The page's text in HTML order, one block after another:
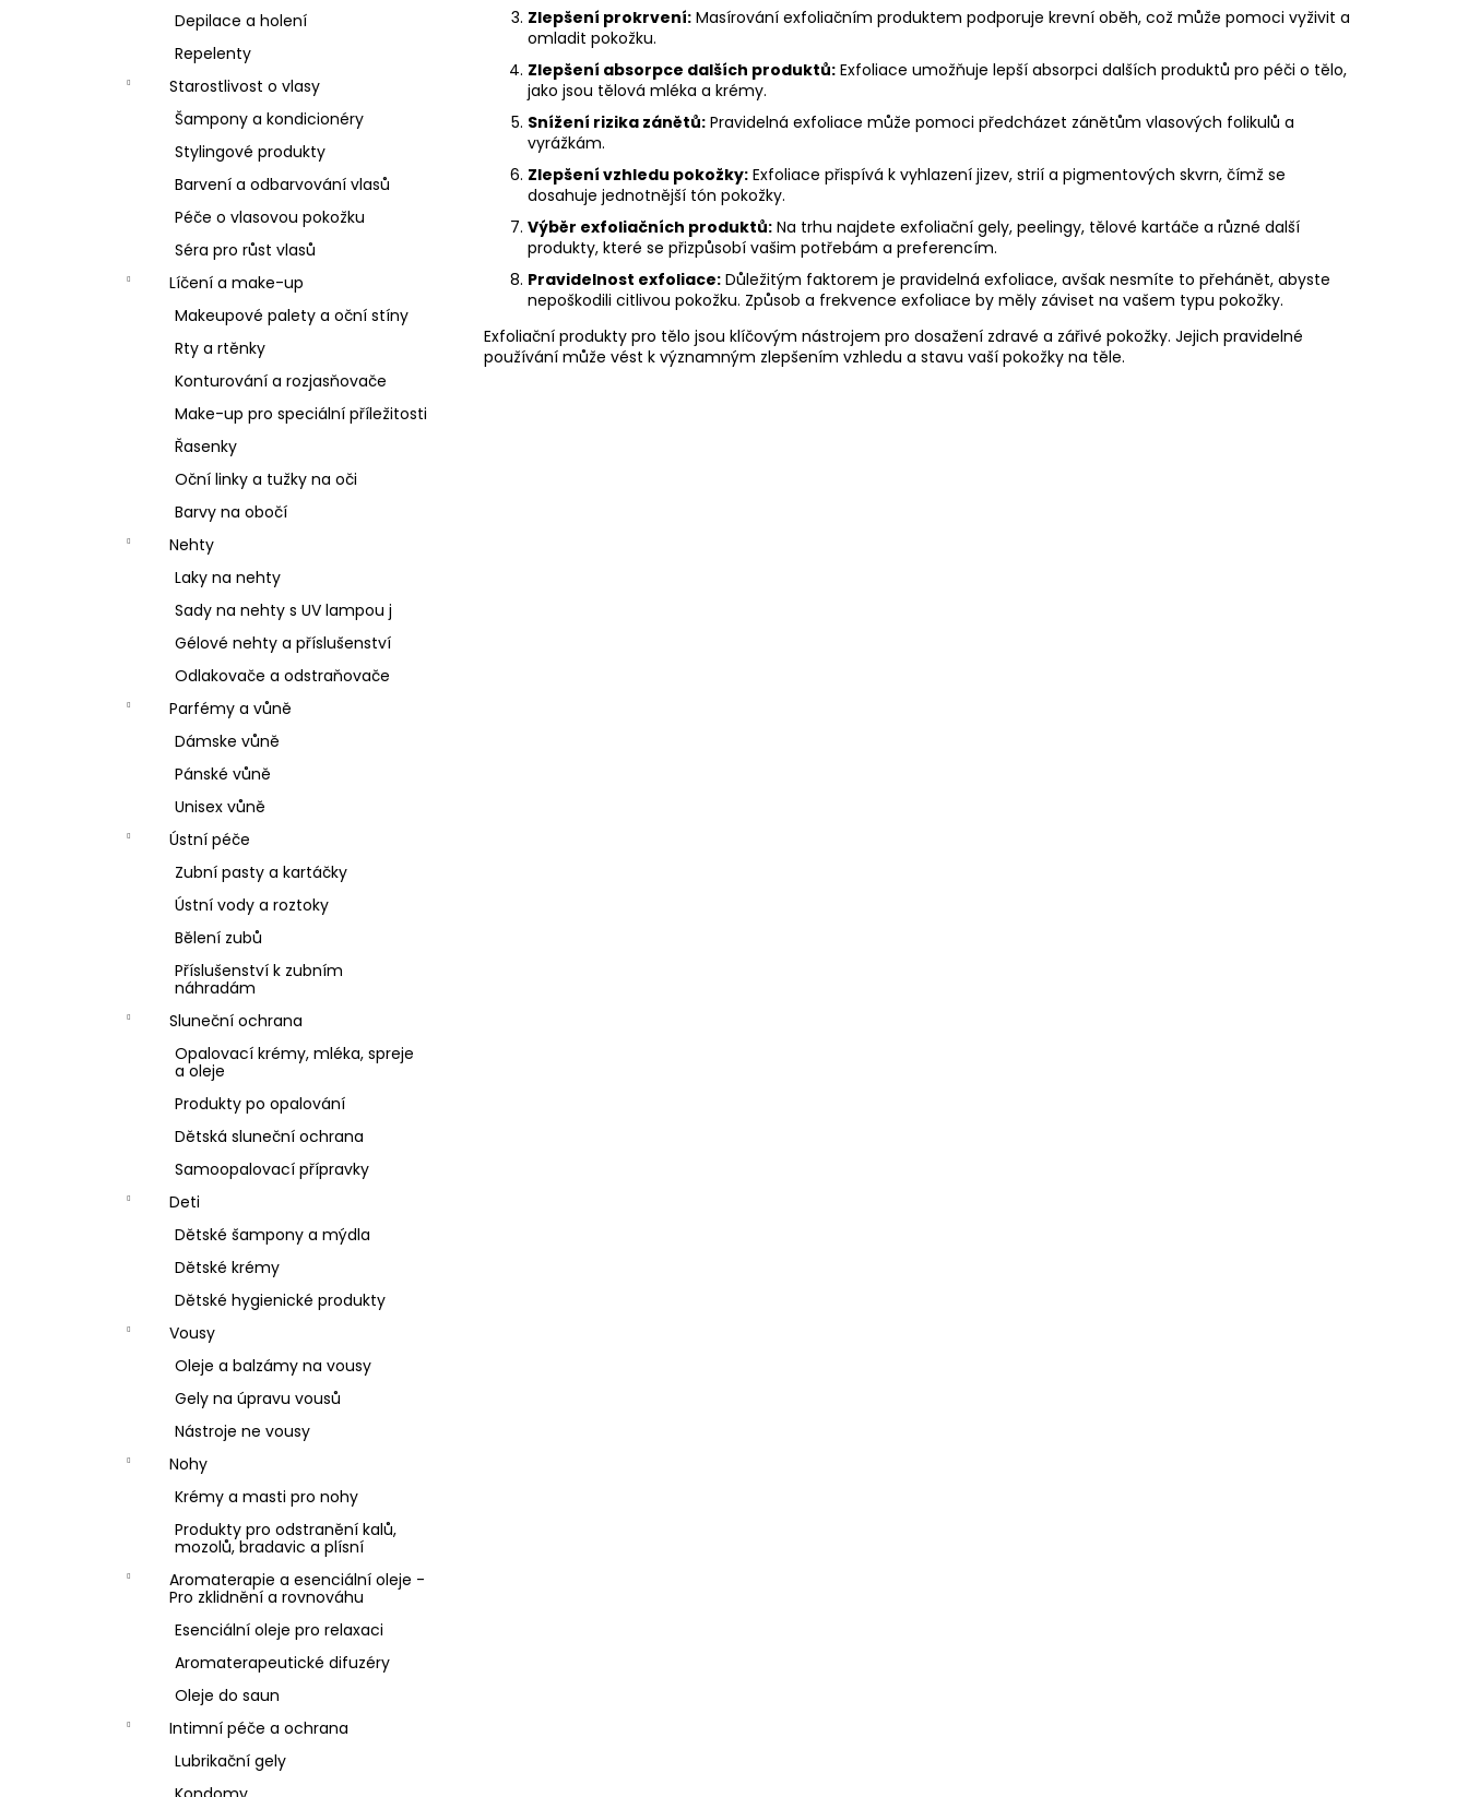
Depilace a holení
Repelenty
Starostlivost o vlasy
Šampony a kondicionéry
Stylingové produkty
Barvení a odbarvování vlasů
Péče o vlasovou pokožku
Séra pro růst vlasů
Líčení a make-up
Makeupové palety a oční stíny
Rty a rtěnky
Konturování a rozjasňovače
Make-up pro speciální příležitosti
Řasenky
Oční linky a tužky na oči
Barvy na obočí
Nehty
Laky na nehty
Sady na nehty s UV lampou j
Gélové nehty a příslušenství
Odlakovače a odstraňovače
Parfémy a vůně
Dámske vůně
Pánské vůně
Unisex vůně
Ústní péče
Zubní pasty a kartáčky
Ústní vody a roztoky
Bělení zubů
Příslušenství k zubním
náhradám
Sluneční ochrana
Opalovací krémy, mléka, spreje
a oleje
Produkty po opalování
Dětská sluneční ochrana
Samoopalovací přípravky
Deti
Dětské šampony a mýdla
Dětské krémy
Dětské hygienické produkty
Vousy
Oleje a balzámy na vousy
Gely na úpravu vousů
Nástroje ne vousy
Nohy
Krémy a masti pro nohy
Produkty pro odstranění kalů,
mozolů, bradavic a plísní
Aromaterapie a esenciální oleje -
Pro zklidnění a rovnováhu
Esenciální oleje pro relaxaci
Aromaterapeutické difuzéry
Oleje do saun
Intimní péče a ochrana
Lubrikační gely
Zlepšení prokrvení: Masírování exfoliačním produktem podporuje krevní oběh, což může pomoci vyživit a
omladit pokožku.
Zlepšení absorpce dalších produktů: Exfoliace umožňuje lepší absorpci dalších produktů pro péči o tělo,
jako jsou tělová mléka a krémy.
Snížení rizika zánětů: Pravidelná exfoliace může pomoci předcházet zánětům vlasových folikulů a
vyrážkám.
Zlepšení vzhledu pokožky: Exfoliace přispívá k vyhlazení jizev, strií a pigmentových skvrn, čímž se
dosahuje jednotnější tón pokožky.
Výběr exfoliačních produktů: Na trhu najdete exfoliační gely, peelingy, tělové kartáče a různé další
produkty, které se přizpůsobí vašim potřebám a preferencím.
Pravidelnost exfoliace: Důležitým faktorem je pravidelná exfoliace, avšak nesmíte to přehánět, abyste
nepoškodili citlivou pokožku. Způsob a frekvence exfoliace by měly záviset na vašem typu pokožky.
Exfoliační produkty pro tělo jsou klíčovým nástrojem pro dosažení zdravé a zářivé pokožky. Jejich pravidelné
používání může vést k významným zlepšením vzhledu a stavu vaší pokožky na těle.